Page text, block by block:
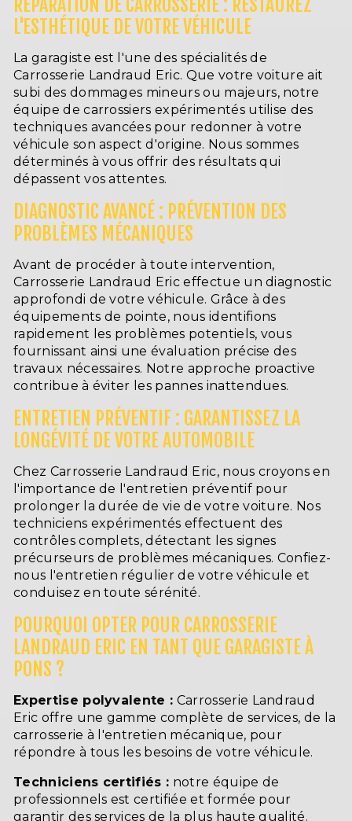
L'ESTHÉTIQUE DE VOTRE VÉHICULE
La garagiste est l'une des spécialités de
Carrosserie Landraud Eric. Que votre voiture ait
subi des dommages mineurs ou majeurs, notre
équipe de carrossiers expérimentés utilise des
techniques avancées pour redonner à votre
véhicule son aspect d'origine. Nous sommes
déterminés à vous offrir des résultats qui
dépassent vos attentes.
DIAGNOSTIC AVANCÉ : PRÉVENTION DES
PROBLÈMES MÉCANIQUES
Avant de procéder à toute intervention,
Carrosserie Landraud Eric effectue un diagnostic
approfondi de votre véhicule. Grâce à des
équipements de pointe, nous identifions
rapidement les problèmes potentiels, vous
fournissant ainsi une évaluation précise des
travaux nécessaires. Notre approche proactive
contribue à éviter les pannes inattendues.
ENTRETIEN PRÉVENTIF : GARANTISSEZ LA
LONGÉVITÉ DE VOTRE AUTOMOBILE
Chez Carrosserie Landraud Eric, nous croyons en
l'importance de l'entretien préventif pour
prolonger la durée de vie de votre voiture. Nos
techniciens expérimentés effectuent des
contrôles complets, détectant les signes
précurseurs de problèmes mécaniques. Confiez-
nous l'entretien régulier de votre véhicule et
conduisez en toute sérénité.
POURQUOI OPTER POUR CARROSSERIE
LANDRAUD ERIC EN TANT QUE GARAGISTE À
PONS ?
Expertise polyvalente : Carrosserie Landraud
Eric offre une gamme complète de services, de la
carrosserie à l'entretien mécanique, pour
répondre à tous les besoins de votre véhicule.
Techniciens certifiés : notre équipe de
professionnels est certifiée et formée pour
garantir des services de la plus haute qualité.